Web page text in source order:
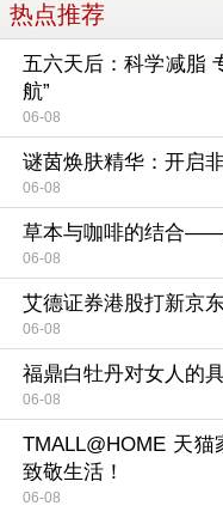
热点推荐
五六天后：科学减脂
航”
06-08
谜茵焕肤精华：开启
06-08
草本与咖啡的结合
06-08
艾德证券港股打新京
06-08
福鼎白牡丹对女人的
06-08
TMALL@HOME 天
致敬生活！
06-08